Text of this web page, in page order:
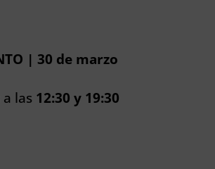
| 30 de marzo
las 12:30 y 19:30